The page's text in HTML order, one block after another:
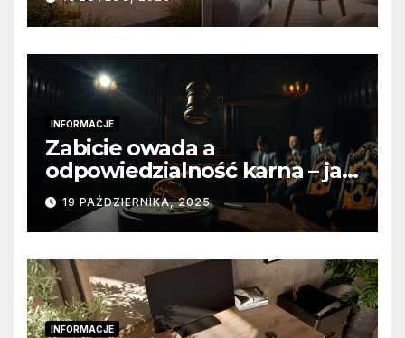
funkcjonalne
INFORMACJE
Zabicie owada a
odpowiedzialność karna – jak
wygląda to w praktyce?
19 PAŹDZIERNIKA, 2025
INFORMACJE